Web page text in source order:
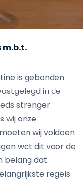
m.b.t.
is gebonden
in de
strenger
wij onze
wij voldoen
wat dit voor de
belang dat
regels